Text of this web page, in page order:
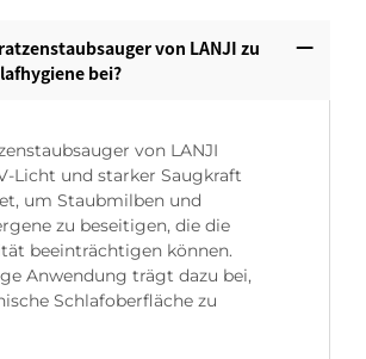
von LANJI zu
bei?‌
von LANJI
Licht und starker Saugkraft
um Staubmilben und
zu beseitigen, die die
beeinträchtigen können.
Anwendung trägt dazu bei,
Schlafoberfläche zu